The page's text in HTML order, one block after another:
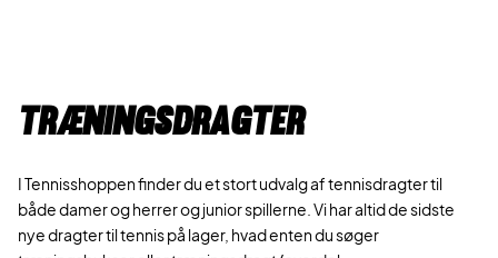
Træningsdragter
I Tennisshoppen finder du et stort udvalg af tennisdragter til
både damer og herrer og junior spillerne. Vi har altid de sidste
nye dragter til tennis på lager, hvad enten du søger